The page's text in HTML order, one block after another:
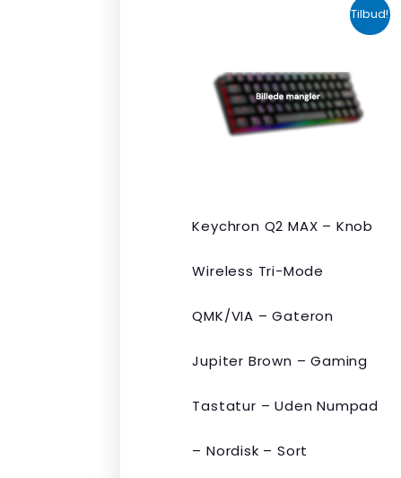
Tilbud!
Keychron Q2 MAX – Knob
Wireless Tri-Mode
QMK/VIA – Gateron
Jupiter Brown – Gaming
Tastatur – Uden Numpad
– Nordisk – Sort
oprindelige
var:
kr. 2.190,00.
aktuelle
er:
kr. 1.465,00.